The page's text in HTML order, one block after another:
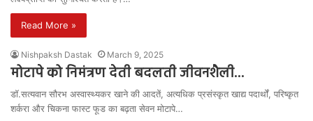
Read More »
Nishpaksh Dastak March 9, 2025
मोटापे को निमंत्रण देती बदलती जीवनशैली…
डॉ.सत्यवान सौरभ अस्वास्थ्यकर खाने की आदतें, अत्यधिक प्रसंस्कृत खाद्य पदार्थों, परिष्कृत
शर्करा और चिकना फास्ट फूड का बढ़ता सेवन मोटापे…